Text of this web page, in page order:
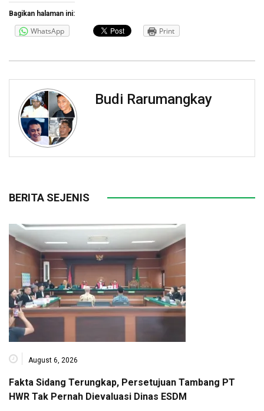
Bagikan halaman ini:
WhatsApp Print
Budi Rarumangkay
BERITA SEJENIS
August 6, 2026
Fakta Sidang Terungkap, Persetujuan Tambang PT
HWR Tak Pernah Dievaluasi Dinas ESDM